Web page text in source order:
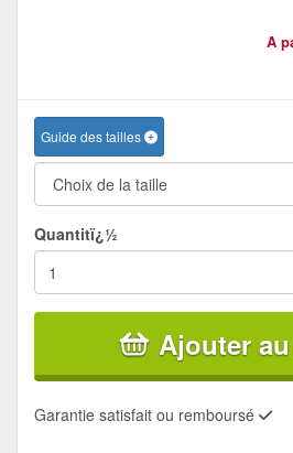
A
Guide des tailles
Quantitï¿½
Ajouter
Garantie satisfait ou remboursé